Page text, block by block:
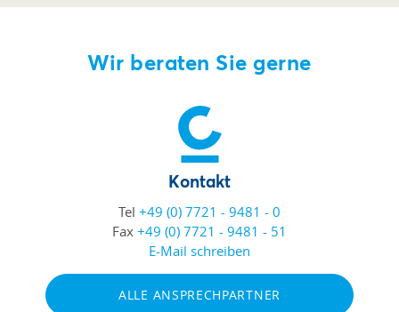
Wir beraten Sie gerne
Kontakt
Tel +49 (0) 7721 - 9481 - 0
Fax +49 (0) 7721 - 9481 - 51
E-Mail schreiben
ALLE ANSPRECHPARTNER